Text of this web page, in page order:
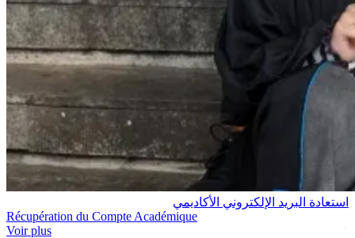
استعادة البريد الإلكتروني الأكاديمي
Récupération du Compte Académique
Voir plus